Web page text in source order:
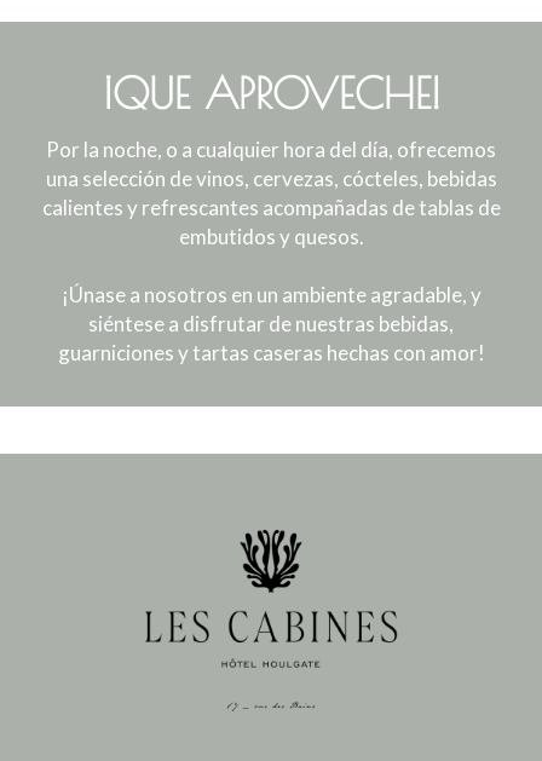
¡QUE APROVECHE!
Por la noche, o a cualquier hora del día, ofrecemos
una selección de vinos, cervezas, cócteles, bebidas
calientes y refrescantes acompañadas de tablas de
embutidos y quesos.
¡Únase a nosotros en un ambiente agradable, y
siéntese a disfrutar de nuestras bebidas,
guarniciones y tartas caseras hechas con amor!